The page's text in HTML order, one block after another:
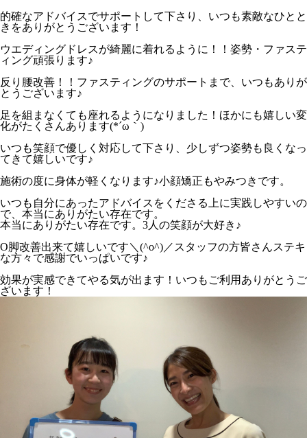
的確なアドバイスでサポートして下さり、いつも素敵なひとと
きをありがとうございます！
ウエディングドレスが綺麗に着れるように！！姿勢・ファステ
ィング頑張ります♪
反り腰改善！！ファスティングのサポートまで、いつもありが
とうございます♪
足を組まなくても座れるようになりました！ほかにも嬉しい変
化がたくさんあります(*´ω｀)
いつも笑顔で優しく対応して下さり、少しずつ姿勢も良くなっ
てきて嬉しいです♪
施術の度に身体が軽くなります♪小顔矯正もやみつきです。
いつも自分にあったアドバイスをくださる上に実践しやすいの
で、本当にありがたい存在です。
本当にありがたい存在です。3人の笑顔が大好き♪
O脚改善出来て嬉しいです＼(^o^)／スタッフの方皆さんステキ
な方々で感謝でいっぱいです♪
効果が実感できてやる気が出ます！いつもご利用ありがとうご
ざいます！